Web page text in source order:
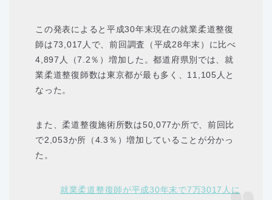
この発表によると平成30年末現在の就業柔道整復
師は73,017人で、前回調査（平成28年末）に比べ
4,897人（7.2％）増加した。都道府県別では、就
業柔道整復師数は東京都が最も多く、11,105人と
なった。
また、柔道整復施術所数は50,077か所で、前回比
で2,053か所（4.3％）増加していることが分かっ
た。
就業柔道整復師が平成30年末で7万3017人に